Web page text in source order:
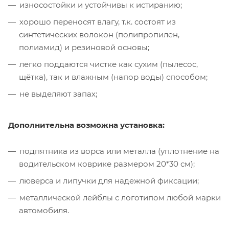
износостойки и устойчивы к истиранию;
хорошо переносят влагу, т.к. состоят из
синтетических волокон (полипропилен,
полиамид) и резиновой основы;
легко поддаются чистке как сухим (пылесос,
щётка), так и влажным (напор воды) способом;
не выделяют запах;
Дополнительна возможна установка:
подпятника из ворса или металла (уплотнение на
водительском коврике размером 20*30 см);
люверса и липучки для надежной фиксации;
металлической лейблы с логотипом любой марки
автомобиля.